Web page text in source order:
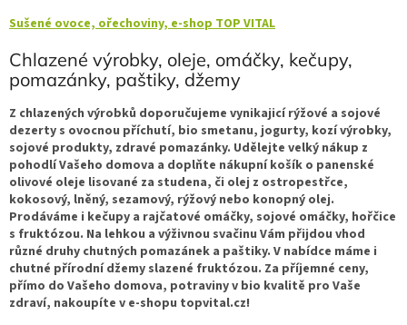
Sušené ovoce, ořechoviny, e-shop TOP VITAL
Chlazené výrobky, oleje, omáčky, kečupy,
pomazánky, paštiky, džemy
Z chlazených výrobků doporučujeme vynikajicí rýžové a sojové
dezerty s ovocnou příchutí, bio smetanu, jogurty, kozí výrobky,
sojové produkty, zdravé pomazánky. Udělejte velký nákup z
pohodlí Vašeho domova a doplňte nákupní košík o panenské
olivové oleje lisované za studena, či olej z ostropestřce,
kokosový, lněný, sezamový, rýžový nebo konopný olej.
Prodáváme i kečupy a rajčatové omáčky, sojové omáčky, hořčice
s fruktózou. Na lehkou a výživnou svačinu Vám přijdou vhod
různé druhy chutných pomazánek a paštiky. V nabídce máme i
chutné přírodní džemy slazené fruktózou. Za příjemné ceny,
přímo do Vašeho domova, potraviny v bio kvalitě pro Vaše
zdraví, nakoupíte v e-shopu topvital.cz!